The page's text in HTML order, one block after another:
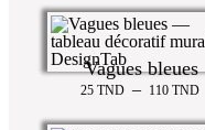
Vagues bleues
25 TND – 110 TND